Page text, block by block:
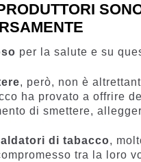
per la salute e su
, però, non è
ha provato a offrire
di smettere,
di tabacco,
tra la loro